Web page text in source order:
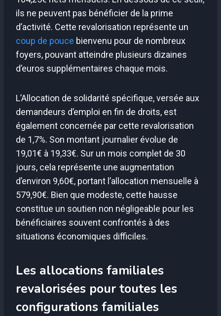
ils ne peuvent pas bénéficier de la prime
d’activité. Cette revalorisation représente un
coup de pouce bienvenu pour de nombreux
foyers, pouvant atteindre plusieurs dizaines
d’euros supplémentaires chaque mois.
L’Allocation de solidarité spécifique, versée aux
demandeurs d’emploi en fin de droits, est
également concernée par cette revalorisation
de 1,7%. Son montant journalier évolue de
19,01€ à 19,33€. Sur un mois complet de 30
jours, cela représente une augmentation
d’environ 9,60€, portant l’allocation mensuelle à
579,90€. Bien que modeste, cette hausse
constitue un soutien non négligeable pour les
bénéficiaires souvent confrontés à des
situations économiques difficiles.
Les allocations familiales
revalorisées pour toutes les
configurations familiales